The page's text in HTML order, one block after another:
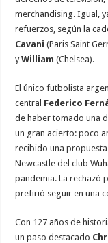
merchandising. Igual,
refuerzos, según la
Cavani(Paris Saint
yWilliam(Chelsea).
El único futbolista
central Federico
de haber tomado una
un gran acierto: poco
recibido una
Newcastle del club
pandemia. La rechazó
prefirió seguir en una
Con 127 años de
un paso destacado